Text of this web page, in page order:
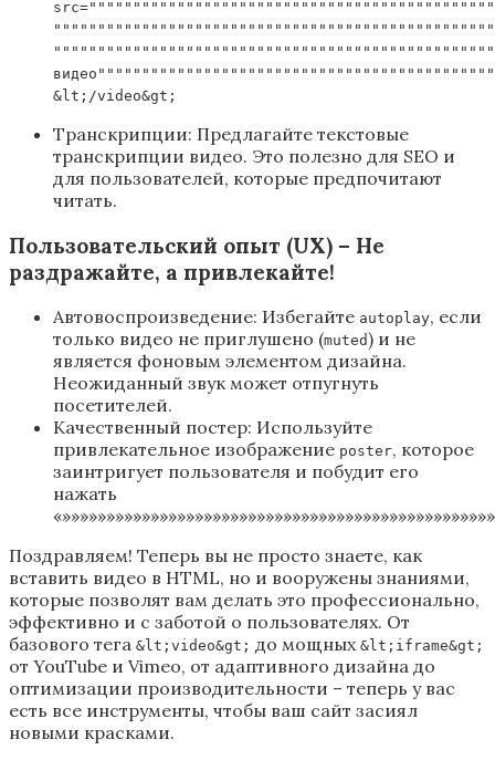
&lt;/video&gt;
Транскрипции: Предлагайте текстовые
транскрипции видео. Это полезно для SEO и
для пользователей, которые предпочитают
читать.
Пользовательский опыт (UX) – Не
раздражайте, а привлекайте!
Автовоспроизведение: Избегайте autoplay, если
только видео не приглушено (muted) и не
является фоновым элементом дизайна.
Неожиданный звук может отпугнуть
посетителей.
Качественный постер: Используйте
привлекательное изображение poster, которое
заинтригует пользователя и побудит его
нажать
Поздравляем! Теперь вы не просто знаете, как
вставить видео в HTML, но и вооружены знаниями,
которые позволят вам делать это профессионально,
эффективно и с заботой о пользователях. От
базового тега &lt;video&gt; до мощных &lt;iframe&gt;
от YouTube и Vimeo, от адаптивного дизайна до
оптимизации производительности – теперь у вас
есть все инструменты, чтобы ваш сайт засиял
новыми красками.